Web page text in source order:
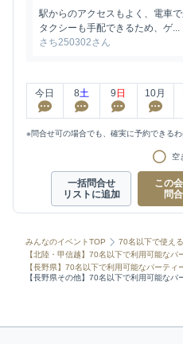
駅からのアクセスもよく、電車
タクシーも手配できるため、ゲ...
さち250302さん
今日 8土 9 日 10月
※問合せ可の場合でも、確実に予約できるわ
空
一括問合せ
リストに追加
この
問
みんなのイベントTOP
70名以下で使え
【北陸・甲信越】70名以下で利用可能なパ
【長野県】70名以下で利用可能なパーティ
【長野県その他】70名以下で利用可能なパ